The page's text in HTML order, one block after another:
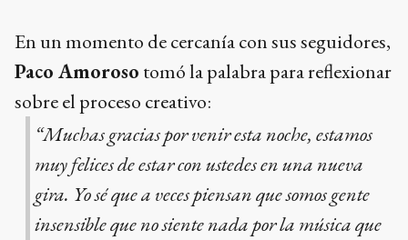
En un momento de cercanía con sus seguidores,
Paco Amoroso tomó la palabra para reflexionar
sobre el proceso creativo:
“Muchas gracias por venir esta noche, estamos
muy felices de estar con ustedes en una nueva
gira. Yo sé que a veces piensan que somos gente
insensible que no siente nada por la música que